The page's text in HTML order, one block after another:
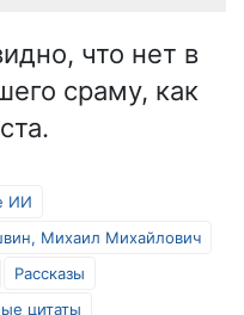
что нет в
сраму, как
ИИ
Михаил Михайлович
Рассказы
цитаты